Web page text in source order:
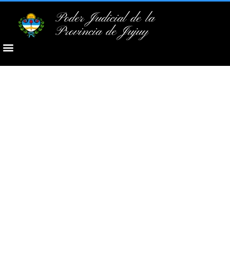
Poder Judicial de la
Provincia de Jujuy